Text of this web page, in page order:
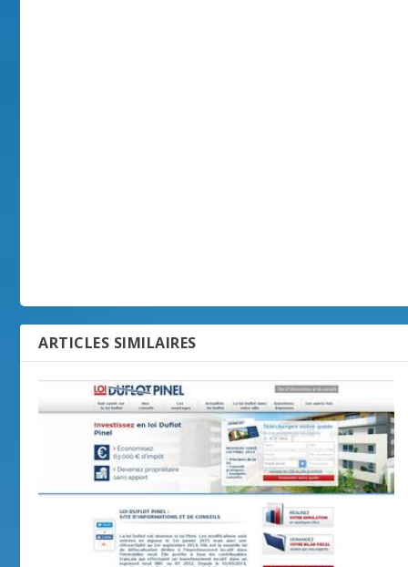
ARTICLES SIMILAIRES